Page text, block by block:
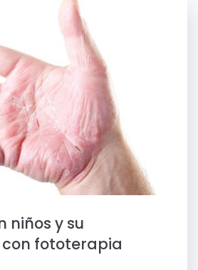
niños y su
fototerapia